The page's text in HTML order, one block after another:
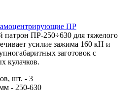
ПР
ПР-250÷630 для тяжелого
усилие зажима 160 кН и
заготовок с
кулачков.
шт. - 3
- 250-630